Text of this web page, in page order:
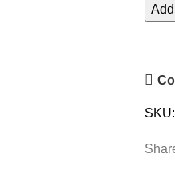
SKU: